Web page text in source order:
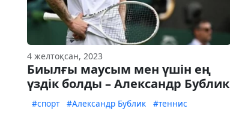
4 желтоқсан, 2023
Биылғы маусым мен үшін ең
үздік болды – Александр Бублик
#спорт #Александр Бублик #теннис